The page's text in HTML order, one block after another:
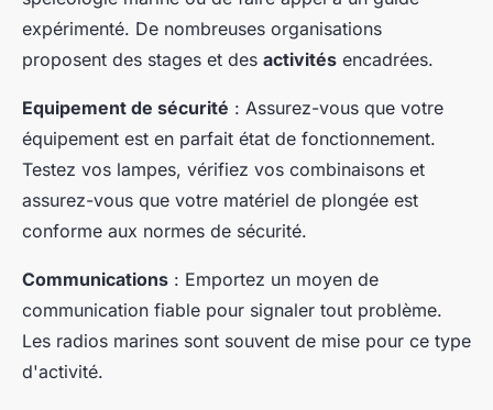
expérimenté. De nombreuses organisations
proposent des stages et des activités encadrées.
Equipement de sécurité : Assurez-vous que votre
équipement est en parfait état de fonctionnement.
Testez vos lampes, vérifiez vos combinaisons et
assurez-vous que votre matériel de plongée est
conforme aux normes de sécurité.
Communications : Emportez un moyen de
communication fiable pour signaler tout problème.
Les radios marines sont souvent de mise pour ce type
d'activité.